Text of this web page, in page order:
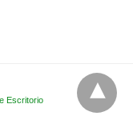
Escritorio